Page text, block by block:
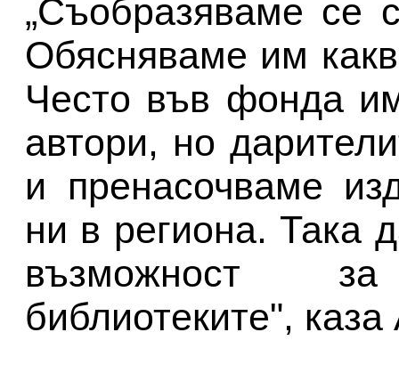
„Съобразяваме се
Обясняваме им
Често във фонда
автори, но
и пренасочваме
ни в региона. Така
възможност
библиотеките",